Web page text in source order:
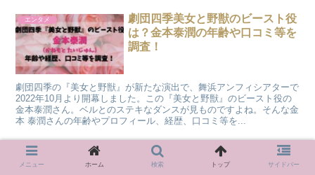
エンタメ
劇団四季美女と野獣のビースト役
は？金本泰潤の年齢や口コミ等を
調査！
劇団四季の『美女と野獣』が新たな演出で、舞浜アンフィシアターで
2022年10月より開幕しました。この『美女と野獣』のビースト役の
金本泰潤さん。ベルとのステキなダンスが見ものですよね。そんな金
本 泰潤さんの年齢やプロフィール、経歴、口コミ等を...
エンタメ
WBCオープニングの光の演習
メニュー ホーム 検索 トップ サイドバー